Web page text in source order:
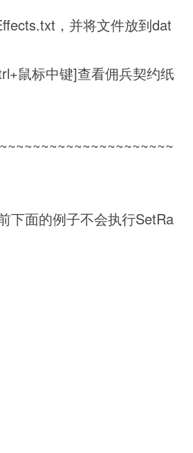
，并将文件放到dat
鼠标中键]查看佣兵契约纸
下面的例子不会执行SetRa